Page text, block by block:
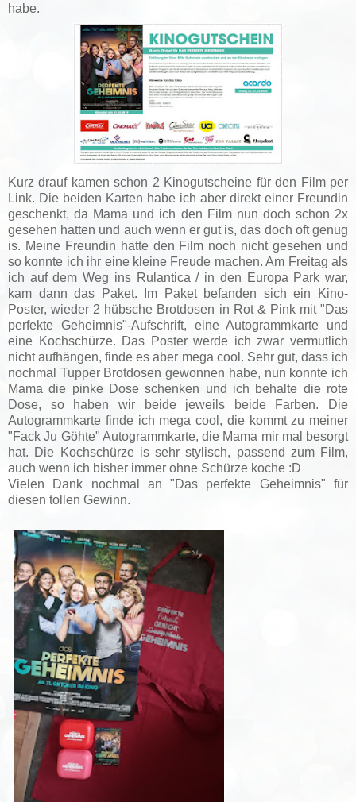
habe.
Kurz drauf kamen schon 2 Kinogutscheine für den Film per
Link. Die beiden Karten habe ich aber direkt einer Freundin
geschenkt, da Mama und ich den Film nun doch schon 2x
gesehen hatten und auch wenn er gut is, das doch oft genug
is. Meine Freundin hatte den Film noch nicht gesehen und
so konnte ich ihr eine kleine Freude machen. Am Freitag als
ich auf dem Weg ins Rulantica / in den Europa Park war,
kam dann das Paket. Im Paket befanden sich ein Kino-
Poster, wieder 2 hübsche Brotdosen in Rot & Pink mit "Das
perfekte Geheimnis"-Aufschrift, eine Autogrammkarte und
eine Kochschürze. Das Poster werde ich zwar vermutlich
nicht aufhängen, finde es aber mega cool. Sehr gut, dass ich
nochmal Tupper Brotdosen gewonnen habe, nun konnte ich
Mama die pinke Dose schenken und ich behalte die rote
Dose, so haben wir beide jeweils beide Farben. Die
Autogrammkarte finde ich mega cool, die kommt zu meiner
"Fack Ju Göhte" Autogrammkarte, die Mama mir mal besorgt
hat. Die Kochschürze is sehr stylisch, passend zum Film,
auch wenn ich bisher immer ohne Schürze koche :D
Vielen Dank nochmal an "Das perfekte Geheimnis" für
diesen tollen Gewinn.